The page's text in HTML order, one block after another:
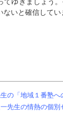
いと確信してい
の「地域１番塾へ
先生の情熱の個別